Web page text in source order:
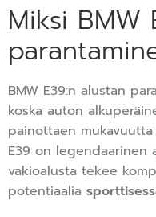
Miksi BMW
BMW E39:n alustan
koska auton
painottaen
E39 on legendaarinen
vakioalusta tekee
potentiaalia